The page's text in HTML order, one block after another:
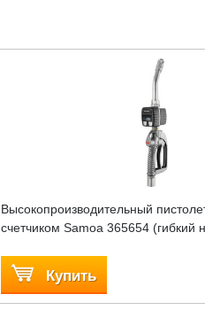
Высокопроизводительный
счетчиком Samoa 365654 (гибкий
Купить